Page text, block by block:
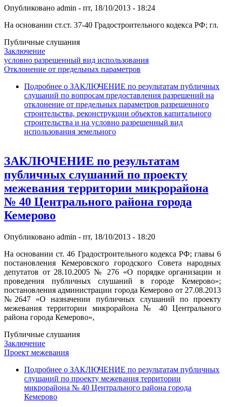
Опубликовано admin - пт, 18/10/2013 - 18:24
На основании ст.ст. 37-40 Градостроительного кодекса РФ; гл.
Публичные слушания
Заключение
условно разрешенный вид использования
Отклонение от предельных параметров
Подробнее о ЗАКЛЮЧЕНИЕ по результатам публичных
слушаний по вопросам предоставления разрешений на
отклонение от предельных параметров разрешенного
строительства, реконструкции объектов капитального
строительства и на условно разрешенный вид
использования земельного
ЗАКЛЮЧЕНИЕ по результатам
публичных слушаний по проекту
межевания территории микрорайона
№ 40 Центрального района города
Кемерово
Опубликовано admin - пт, 18/10/2013 - 18:20
На основании ст. 46 Градостроительного кодекса РФ; главы 6
постановления Кемеровского городского Совета народных
депутатов от 28.10.2005 № 276 «О порядке организации и
проведения публичных слушаний в городе Кемерово»;
постановления администрации города Кемерово от 27.08.2013
№2647 «О назначении публичных слушаний по проекту
межевания территории микрорайона № 40 Центрального
района города Кемерово»,
Публичные слушания
Заключение
Проект межевания
Подробнее о ЗАКЛЮЧЕНИЕ по результатам публичных
слушаний по проекту межевания территории
микрорайона № 40 Центрального района города
Кемерово